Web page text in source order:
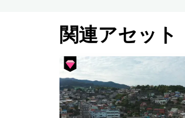
関連アセット